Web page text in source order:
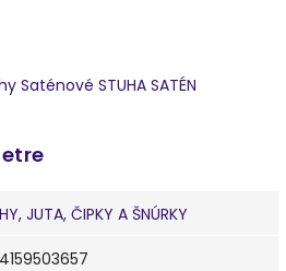
Saténové STUHA SATÉN
JUTA, ČIPKY A ŠNÚRKY